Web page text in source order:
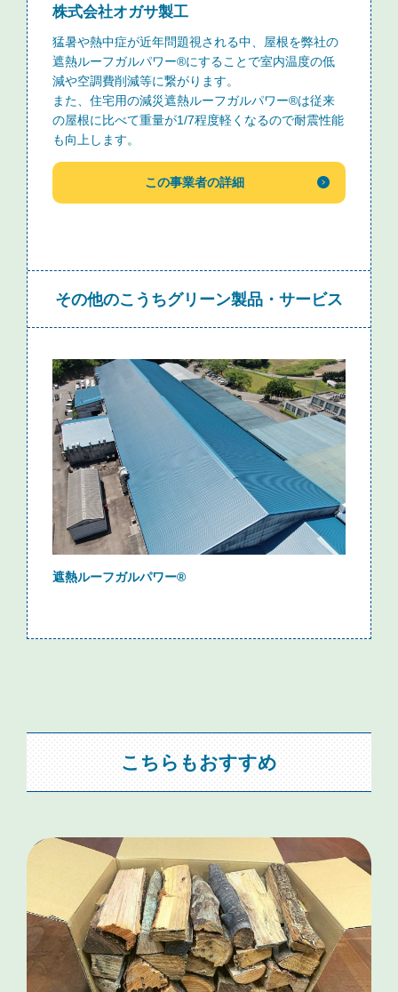
株式会社オガサ製工
猛暑や熱中症が近年問題視される中、屋根を弊社の
遮熱ルーフガルパワー®にすることで室内温度の低
減や空調費削減等に繋がります。
また、住宅用の減災遮熱ルーフガルパワー®は従来
の屋根に比べて重量が1/7程度軽くなるので耐震性能
も向上します。
この事業者の詳細
その他のこうちグリーン製品・サービス
遮熱ルーフガルパワー®
こちらもおすすめ